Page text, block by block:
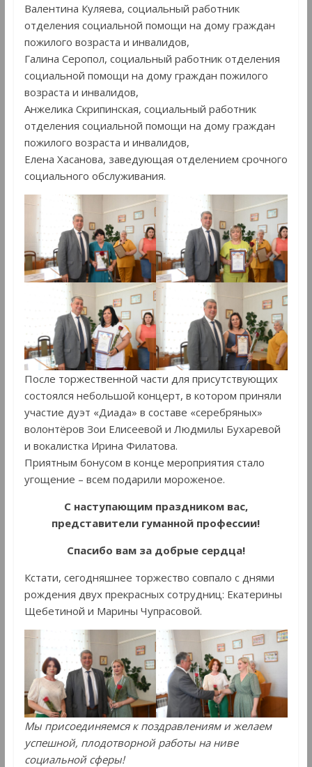
Валентина Куляева, социальный работник
отделения социальной помощи на дому граждан
пожилого возраста и инвалидов,
Галина Серопол, социальный работник отделения
социальной помощи на дому граждан пожилого
возраста и инвалидов,
Анжелика Скрипинская, социальный работник
отделения социальной помощи на дому граждан
пожилого возраста и инвалидов,
Елена Хасанова, заведующая отделением срочного
социального обслуживания.
После торжественной части для присутствующих
состоялся небольшой концерт, в котором приняли
участие дуэт «Диада» в составе «серебряных»
волонтёров Зои Елисеевой и Людмилы Бухаревой
и вокалистка Ирина Филатова.
Приятным бонусом в конце мероприятия стало
угощение – всем подарили мороженое.
С наступающим праздником вас,
представители гуманной профессии!
Спасибо вам за добрые сердца!
Кстати, сегодняшнее торжество совпало с днями
рождения двух прекрасных сотрудниц: Екатерины
Щебетиной и Марины Чупрасовой.
Мы присоединяемся к поздравлениям и желаем
успешной, плодотворной работы на ниве
социальной сферы!